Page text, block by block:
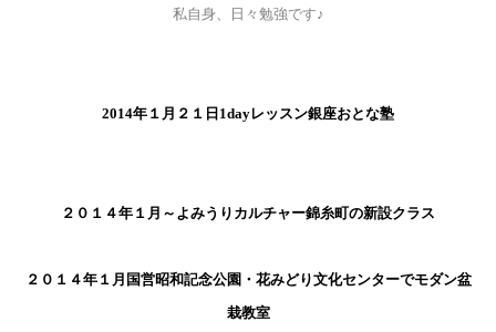
私自身、日々勉強です♪
2014年１月２１日1dayレッスン銀座おとな塾
２０１４年１月～よみうりカルチャー錦糸町の新設クラス
２０１４年１月国営昭和記念公園・花みどり文化センターでモダン盆
栽教室